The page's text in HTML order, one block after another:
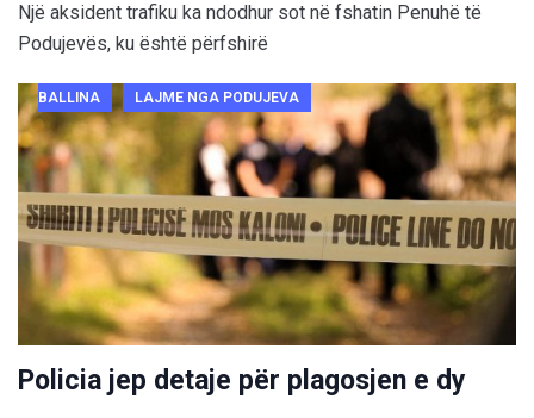
Një aksident trafiku ka ndodhur sot në fshatin Penuhë të
Podujevës, ku është përfshirë
BALLINA LAJME NGA PODUJEVA
Policia jep detaje për plagosjen e dy